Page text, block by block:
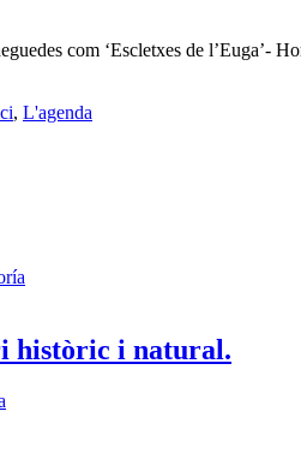
com ‘Escletxes de
, L'agenda
històric i natural.